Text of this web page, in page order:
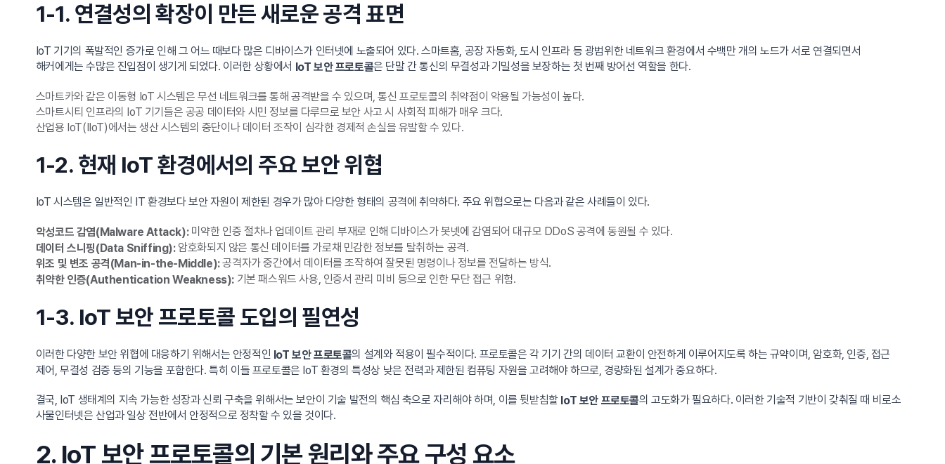
1-1. 연결성의 확장이 만든 새로운 공격 표면
IoT 기기의 폭발적인 증가로 인해 그 어느 때보다 많은 디바이스가 인터넷에 노출되어 있다. 스마트홈, 공장 자동화, 도시 인프라 등 광범위한 네트워크 환경에서 수백만 개의 노드가 서로 연결되면서
해커에게는 수많은 진입점이 생기게 되었다. 이러한 상황에서 IoT 보안 프로토콜은 단말 간 통신의 무결성과 기밀성을 보장하는 첫 번째 방어선 역할을 한다.
스마트카와 같은 이동형 IoT 시스템은 무선 네트워크를 통해 공격받을 수 있으며, 통신 프로토콜의 취약점이 악용될 가능성이 높다.
스마트시티 인프라의 IoT 기기들은 공공 데이터와 시민 정보를 다루므로 보안 사고 시 사회적 피해가 매우 크다.
산업용 IoT(IIoT)에서는 생산 시스템의 중단이나 데이터 조작이 심각한 경제적 손실을 유발할 수 있다.
1-2. 현재 IoT 환경에서의 주요 보안 위협
IoT 시스템은 일반적인 IT 환경보다 보안 자원이 제한된 경우가 많아 다양한 형태의 공격에 취약하다. 주요 위협으로는 다음과 같은 사례들이 있다.
악성코드 감염(Malware Attack):미약한 인증 절차나 업데이트 관리 부재로 인해 디바이스가 봇넷에 감염되어 대규모 DDoS 공격에 동원될 수 있다.
데이터 스니핑(Data Sniffing):암호화되지 않은 통신 데이터를 가로채 민감한 정보를 탈취하는 공격.
위조 및 변조 공격(Man-in-the-Middle):공격자가 중간에서 데이터를 조작하여 잘못된 명령이나 정보를 전달하는 방식.
취약한 인증(Authentication Weakness):기본 패스워드 사용, 인증서 관리 미비 등으로 인한 무단 접근 위험.
1-3. IoT 보안 프로토콜 도입의 필연성
이러한 다양한 보안 위협에 대응하기 위해서는 안정적인 IoT 보안 프로토콜의 설계와 적용이 필수적이다. 프로토콜은 각 기기 간의 데이터 교환이 안전하게 이루어지도록 하는 규약이며, 암호화, 인증, 접근
제어, 무결성 검증 등의 기능을 포함한다. 특히 이들 프로토콜은 IoT 환경의 특성상 낮은 전력과 제한된 컴퓨팅 자원을 고려해야 하므로, 경량화된 설계가 중요하다.
결국, IoT 생태계의 지속 가능한 성장과 신뢰 구축을 위해서는 보안이 기술 발전의 핵심 축으로 자리해야 하며, 이를 뒷받침할 IoT 보안 프로토콜의 고도화가 필요하다. 이러한 기술적 기반이 갖춰질 때 비로소
사물인터넷은 산업과 일상 전반에서 안정적으로 정착할 수 있을 것이다.
2. IoT 보안 프로토콜의 기본 원리와 주요 구성 요소